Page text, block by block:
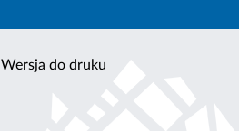
Wersja do druku